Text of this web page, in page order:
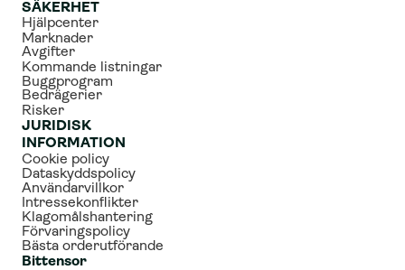
SÄKERHET
Hjälpcenter
Marknader
Avgifter
Kommande listningar
Buggprogram
Bedrägerier
Risker
JURIDISK
INFORMATION
Cookie policy
Dataskyddspolicy
Användarvillkor
Intressekonflikter
Klagomålshantering
Förvaringspolicy
Bästa orderutförande
Bittensor